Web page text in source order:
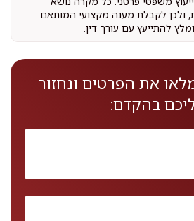
ולכן לקבלת מענה מקצועי המותאם
להתייעץ עם עורך דין.
את הפרטים ונחזור
בהקדם: